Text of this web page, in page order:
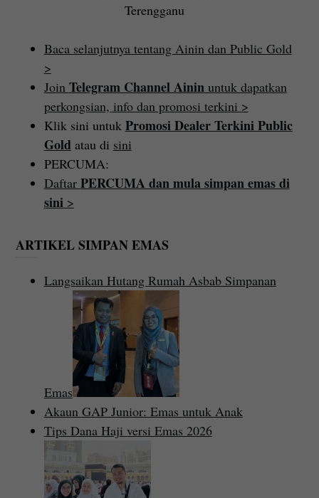
Terengganu
Baca selanjutnya tentang Ainin dan Public Gold
>
Join Telegram Channel Aininuntuk dapatkan
perkongsian, info dan promosi terkini >
Klik sini untuk Promosi Dealer Terkini Public
Goldatau di sini
PERCUMA:
Daftar PERCUMA dan mula simpan emas di
sini >
ARTIKEL SIMPAN EMAS
Langsaikan Hutang Rumah Asbab Simpanan
Emas
Akaun GAP Junior: Emas untuk Anak
Tips Dana Haji versi Emas 2026